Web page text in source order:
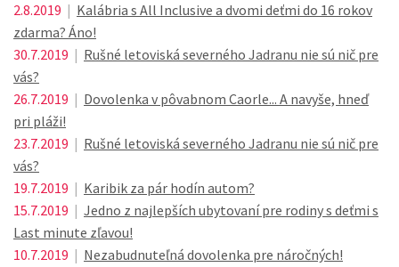
2.8.2019 | Kalábria s All Inclusive a dvomi deťmi do 16 rokov
zdarma? Áno!
30.7.2019 | Rušné letoviská severného Jadranu nie sú nič pre
vás?
26.7.2019 | Dovolenka v pôvabnom Caorle... A navyše, hneď
pri pláži!
23.7.2019 | Rušné letoviská severného Jadranu nie sú nič pre
vás?
19.7.2019 | Karibik za pár hodín autom?
15.7.2019 | Jedno z najlepších ubytovaní pre rodiny s deťmi s
Last minute zľavou!
10.7.2019 | Nezabudnuteľná dovolenka pre náročných!